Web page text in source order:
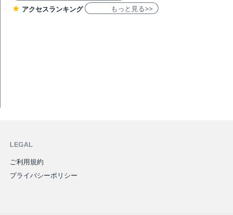
アクセスランキング
もっと見る>>
LEGAL
ご利用規約
プライバシーポリシー